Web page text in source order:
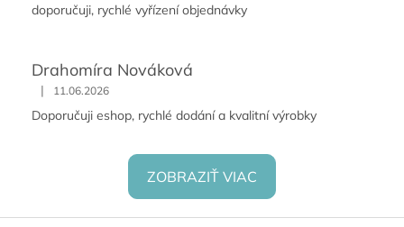
doporučuji, rychlé vyřízení objednávky
Drahomíra Nováková
| 11.06.2026
Doporučuji eshop, rychlé dodání a kvalitní výrobky
ZOBRAZIŤ VIAC